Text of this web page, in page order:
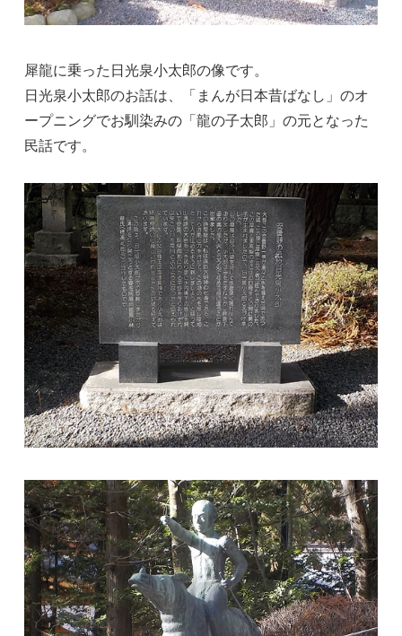
犀龍に乗った日光泉小太郎の像です。
日光泉小太郎のお話は、「まんが日本昔ばなし」のオ
ープニングでお馴染みの「龍の子太郎」の元となった
民話です。